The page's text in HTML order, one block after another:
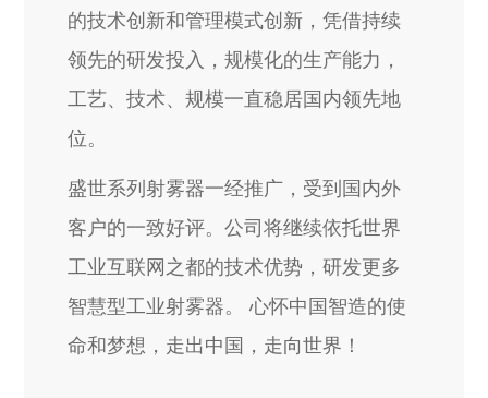
的技术创新和管理模式创新，凭借持续
领先的研发投入，规模化的生产能力，
工艺、技术、规模一直稳居国内领先地
位。
盛世系列射雾器一经推广，受到国内外
客户的一致好评。公司将继续依托世界
工业互联网之都的技术优势，研发更多
智慧型工业射雾器。 心怀中国智造的使
命和梦想，走出中国，走向世界！